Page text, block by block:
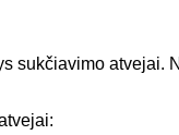
sukčiavimo atvejai.